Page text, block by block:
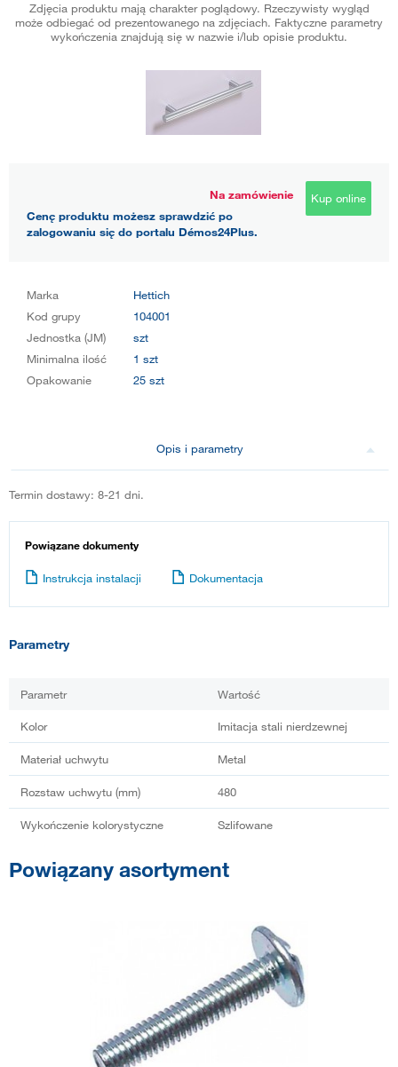
Zdjęcia produktu mają charakter poglądowy. Rzeczywisty wygląd
może odbiegać od prezentowanego na zdjęciach. Faktyczne parametry
wykończenia znajdują się w nazwie i/lub opisie produktu.
Na zamówienie
Cenę produktu możesz sprawdzić po
zalogowaniu się do portalu Démos24Plus.
Kup online
Marka
Hettich
Kod grupy
104001
Jednostka (JM)
szt
Minimalna ilość
1 szt
Opakowanie
25 szt
Opis i parametry
Termin dostawy: 8-21 dni.
Powiązane dokumenty
Instrukcja instalacji Dokumentacja
Parametry
Parametr Wartość
Kolor Imitacja stali nierdzewnej
Materiał uchwytu Metal
Rozstaw uchwytu (mm) 480
Wykończenie kolorystyczne Szlifowane
Powiązany asortyment